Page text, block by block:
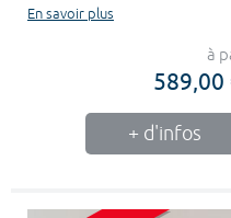
En savoir plus
à
589,00
+ d'infos